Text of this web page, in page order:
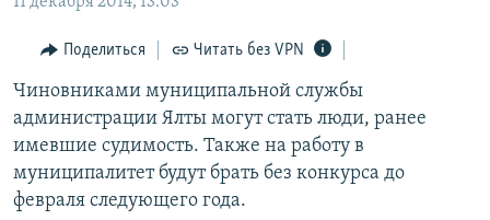
навигации
Вернутся
поиску
11 ЛЕТ ОККУПАЦИИ КРЫМА. 11 ИСТОРИЙ СОПРОТИВЛЕНИЯ
ЕЩЕ
ИНТЕРАКТИВ
ИНФОГРАФИКА
ТЕЛЕПРОЕКТ КРЫМ.РЕАЛИИ
СОВЕТЫ ПРАВОЗАЩИТНИКОВ
ПРОПАВШИЕ БЕЗ ВЕСТИ
РАДІО СВОБОДА
КАК ОБОЙТИ БЛОКИРОВКУ
Українською
Qırımtatar
Поделиться Читать без VPN
Чиновниками муниципальной службы
администрации Ялты могут стать люди, ранее
имевшие судимость. Также на работу в
муниципалитет будут брать без конкурса до
февраля следующего года.